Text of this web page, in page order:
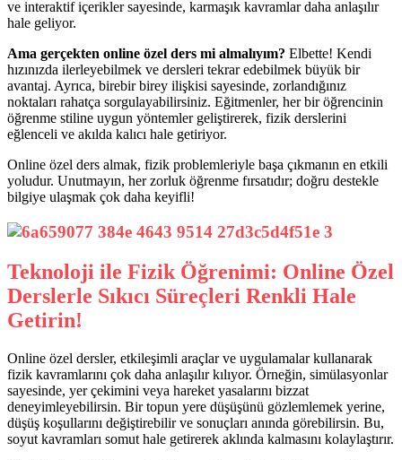
ve interaktif içerikler sayesinde, karmaşık kavramlar daha anlaşılır
hale geliyor.
Ama gerçekten online özel ders mi almalıyım? Elbette! Kendi
hızınızda ilerleyebilmek ve dersleri tekrar edebilmek büyük bir
avantaj. Ayrıca, birebir birey ilişkisi sayesinde, zorlandığınız
noktaları rahatça sorgulayabilirsiniz. Eğitmenler, her bir öğrencinin
öğrenme stiline uygun yöntemler geliştirerek, fizik derslerini
eğlenceli ve akılda kalıcı hale getiriyor.
Online özel ders almak, fizik problemleriyle başa çıkmanın en etkili
yoludur. Unutmayın, her zorluk öğrenme fırsatıdır; doğru destekle
bilgiye ulaşmak çok daha keyifli!
Teknoloji ile Fizik Öğrenimi: Online Özel
Derslerle Sıkıcı Süreçleri Renkli Hale
Getirin!
Online özel dersler, etkileşimli araçlar ve uygulamalar kullanarak
fizik kavramlarını çok daha anlaşılır kılıyor. Örneğin, simülasyonlar
sayesinde, yer çekimini veya hareket yasalarını bizzat
deneyimleyebilirsin. Bir topun yere düşüşünü gözlemlemek yerine,
düşüş koşullarını değiştirebilir ve sonuçları anında görebilirsin. Bu,
soyut kavramları somut hale getirerek aklında kalmasını kolaylaştırır.